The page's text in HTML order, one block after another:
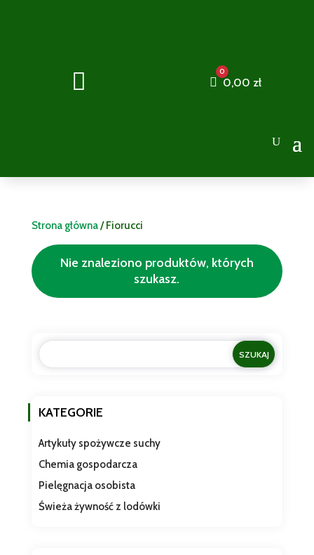
 Cart
0
0,00 zł
Strona główna/ Fiorucci
Nie znaleziono produktów, których
szukasz.
KATEGORIE
Artykuły spożywcze suchy
Chemia gospodarcza
Pielęgnacja osobista
Świeża żywność z lodówki